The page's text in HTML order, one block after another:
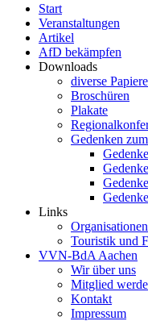
Start
Veranstaltungen
Artikel
AfD bekämpfen
Downloads
diverse
Broschüren
Plakate
Gedenken
Links
Organisationen
Touristik und
VVN-BdA Aachen
Wir über uns
Mitglied
Kontakt
Impressum